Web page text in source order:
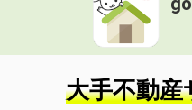
大手不動産